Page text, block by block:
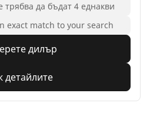
трябва да бъдат 4 еднакви
exact match to your search
дилър
детайлите